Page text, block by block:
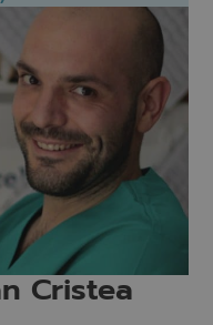
Cristea